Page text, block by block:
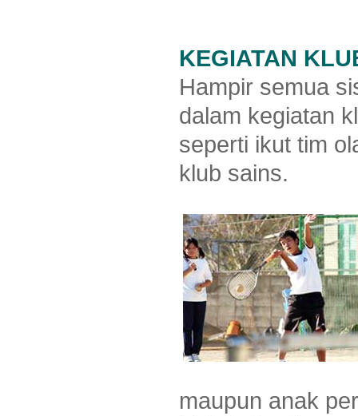
KEGIATAN
Hampir semua
dalam kegiatan
seperti ikut tim
klub sains.
maupun anak